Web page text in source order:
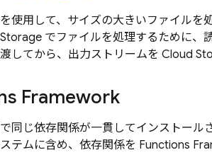
使用して、サイズの大きいファイルを
でファイルを処理するために、
してから、出力ストリームを Cloud
Framework
同じ依存関係が一貫してインストー
テムに含め、依存関係を Functions